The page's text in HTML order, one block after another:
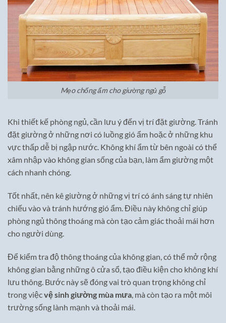
Mẹo chống ẩm cho giường ngủ gỗ
Khi thiết kế phòng ngủ, cần lưu ý đến vị trí đặt giường. Tránh
đặt giường ở những nơi có luồng gió ẩm hoặc ở những khu
vực thấp dễ bị ngập nước. Không khí ẩm từ bên ngoài có thể
xâm nhập vào không gian sống của bạn, làm ẩm giường một
cách nhanh chóng.
Tốt nhất, nên kê giường ở những vị trí có ánh sáng tự nhiên
chiếu vào và tránh hướng gió ẩm. Điều này không chỉ giúp
phòng ngủ thông thoáng mà còn tạo cảm giác thoải mái hơn
cho người dùng.
Để kiểm tra độ thông thoáng của không gian, có thể mở rộng
không gian bằng những ô cửa sổ, tạo điều kiện cho không khí
lưu thông. Bước này sẽ đóng vai trò quan trọng không chỉ
trong việcvệ sinh giường mùa mưa , mà còn tạo ra một môi
trường sống lành mạnh và thoải mái.